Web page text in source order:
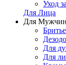
Уход
Для Лица
Для Мужчин
Бритье
Для
Для